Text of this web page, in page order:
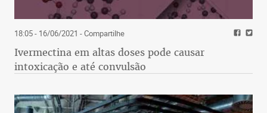
18:05 - 16/06/2021 - Compartilhe
Ivermectina em altas doses pode causar
intoxicação e até convulsão